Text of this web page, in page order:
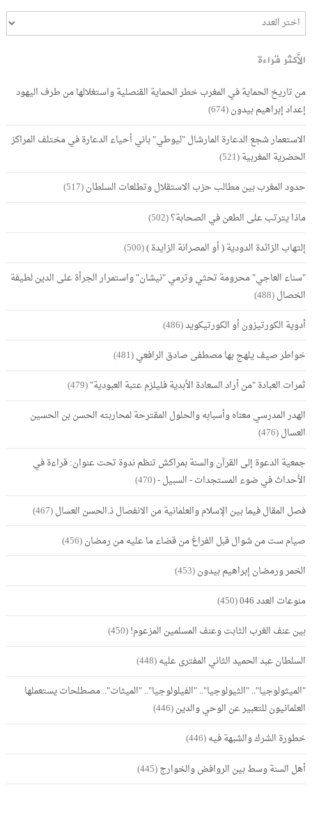
الأكثر قراءة
من تاريخ الحماية في المغرب خطر الحماية القنصلية واستغلالها من طرف اليهود
إعداد إبراهيم بيدون(674)
الاستعمار شجع الدعارة المارشال "ليوطي" باني أحياء الدعارة في مختلف المراكز
الحضرية المغربية(521)
حدود المغرب بين مطالب حزب الاستقلال وتطلعات السلطان(517)
ماذا يترتب على الطعن في الصحابة؟(502)
إلتهاب الزائدة الدودية ( أو المصرانة الزايدة )(500)
"سناء العاجي" محرومة تحثي وترمي "نيشان" واستمرار الجرأة على الدين لطيفة
الخصال(488)
أدوية الكورتيزون أو الكورتيكويد(486)
خواطر صيف يلهج بها مصطفى صادق الرافعي(481)
ثمرات العبادة "من أراد السعادة الأبدية فليلزم عتبة العبودية"(479)
الهدر المدرسي معناه وأسبابه والحلول المقترحة لمحاربته الحسن بن الحسين
العسال(476)
جمعية الدعوة إلى القرآن والسنة بمراكش تنظم ندوة تحت عنوان: قراءة في
الأحداث في ضوء المستجدات - السبيل -(470)
فصل المقال فيما بين الإسلام والعلمانية من الانفصال ذ.الحسن العسال(467)
صيام ست من شوال قبل الفراغ من قضاء ما عليه من رمضان(456)
الخمر ورمضان إبراهيم بيدون(453)
منوعات العدد 046
(450)
بين عنف الغرب الثابت وعنف المسلمين المزعوم!(450)
السلطان عبد الحميد الثاني المفترى عليه(448)
"الميثولوجيا".. "الثيولوجيا".. "الفيلولوجيا".. "الميثات".. مصطلحات يستعملها
العلمانيون للتعبير عن الوحي والدين(446)
خطورة الشرك والشبهة فيه(446)
أهل السنة وسط بين الروافض والخوارج(445)